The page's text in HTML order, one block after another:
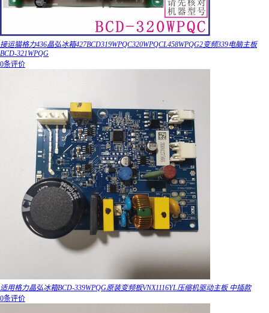
接运猫格力436晶弘冰箱427BCD319WPQC320WPQCL458WPQG2变频339电脑主板
BCD-321WPQG
0条评价
适用格力晶弘冰箱BCD-339WPQG原装变频板VNX1116YL压缩机驱动主板 中插款
0条评价